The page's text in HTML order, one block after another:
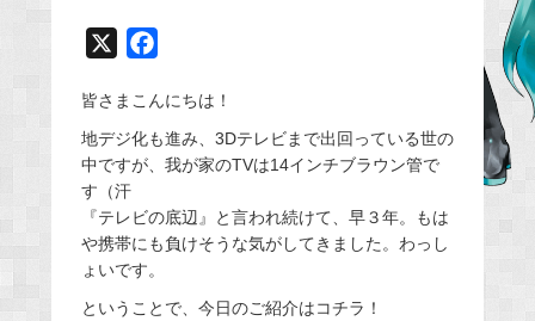
c
e
b
o
皆さまこんにちは！
地デジ化も進み、3Dテレビまで出回っている世の
中ですが、我が家のTVは14インチブラウン管で
す（汗
『テレビの底辺』と言われ続けて、早３年。もは
や携帯にも負けそうな気がしてきました。わっし
ょいです。
ということで、今日のご紹介はコチラ！